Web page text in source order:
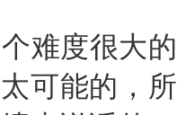
难度很大的
可能的，所